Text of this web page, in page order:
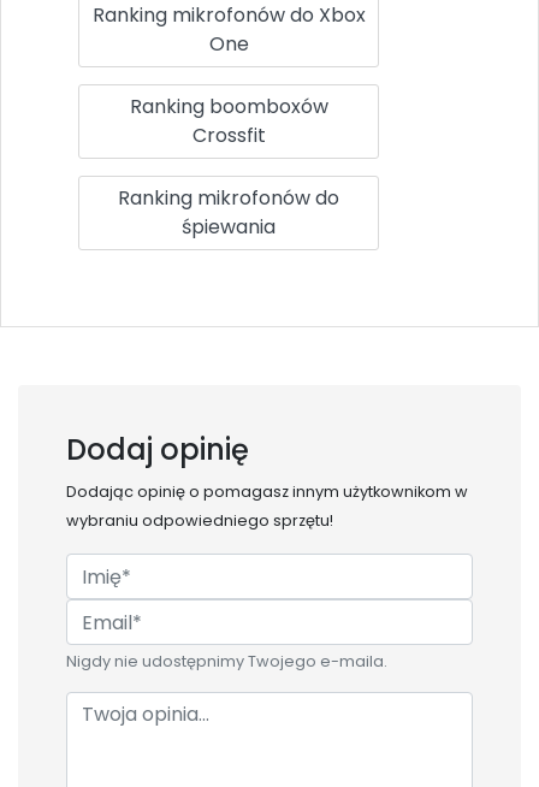
Ranking mikrofonów do Xbox
One
Ranking boomboxów
Crossfit
Ranking mikrofonów do
śpiewania
Dodaj opinię
Dodając opinię o pomagasz innym użytkownikom w
wybraniu odpowiedniego sprzętu!
Nigdy nie udostępnimy Twojego e-maila.